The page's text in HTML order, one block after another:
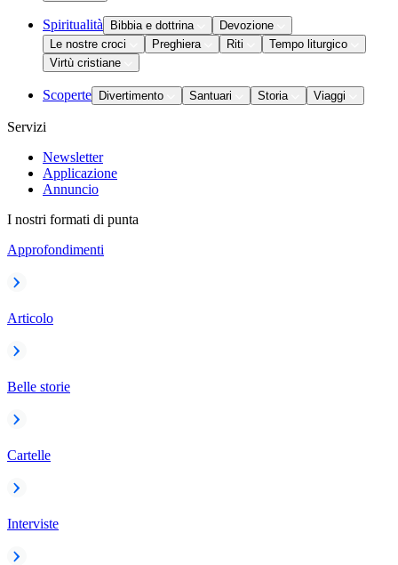
Spiritualità Bibbia e dottrina
Devozione
Le nostre croci
Preghiera Riti
Tempo liturgico
Virtù cristiane
Scoperte Divertimento Santuari Storia Viaggi
Servizi
Newsletter
Applicazione
Annuncio
I nostri formati di punta
Approfondimenti
Articolo
Belle storie
Cartelle
Interviste